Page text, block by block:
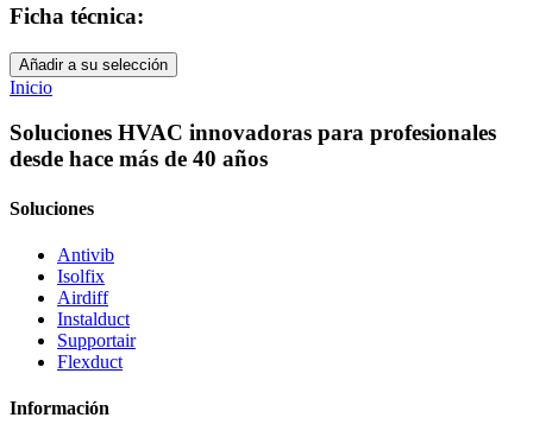
Ficha técnica:
Añadir a su selección
Inicio
Soluciones HVAC innovadoras para profesionales
desde hace más de 40 años
Soluciones
Antivib
Isolfix
Airdiff
Instalduct
Supportair
Flexduct
Información